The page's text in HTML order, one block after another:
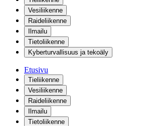
Vesiliikenne
Raideliikenne
Ilmailu
Tietoliikenne
Kyberturvallisuus ja tekoäly
Etusivu
Tieliikenne
Vesiliikenne
Raideliikenne
Ilmailu
Tietoliikenne